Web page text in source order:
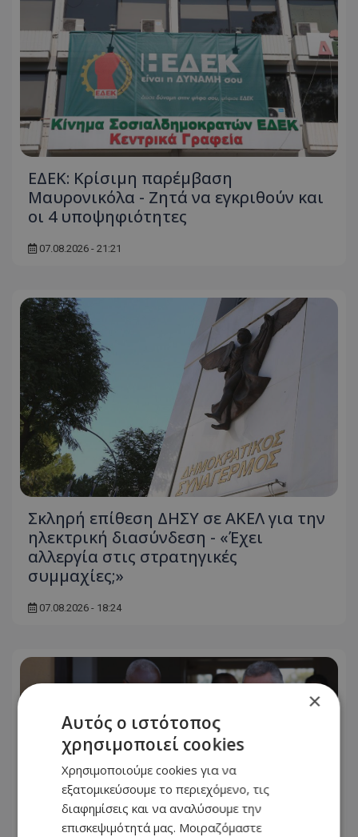
ΕΔΕΚ: Κρίσιμη παρέμβαση
Μαυρονικόλα - Ζητά να εγκριθούν και
οι 4 υποψηφιότητες
07.08.2026 - 21:21
Σκληρή επίθεση ΔΗΣΥ σε ΑΚΕΛ για την
ηλεκτρική διασύνδεση - «Έχει
αλλεργία στις στρατηγικές
συμμαχίες;»
07.08.2026 - 18:24
×
Αυτός ο ιστότοπος
χρησιμοποιεί cookies
Χρησιμοποιούμε cookies για να
εξατομικεύσουμε το περιεχόμενο, τις
διαφημίσεις και να αναλύσουμε την
επισκεψιμότητά μας. Μοιραζόμαστε